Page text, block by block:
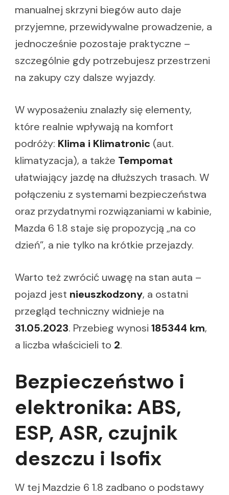
manualnej skrzyni biegów auto daje
przyjemne, przewidywalne prowadzenie, a
jednocześnie pozostaje praktyczne –
szczególnie gdy potrzebujesz przestrzeni
na zakupy czy dalsze wyjazdy.
W wyposażeniu znalazły się elementy,
które realnie wpływają na komfort
podróży: Klima i Klimatronic (aut.
klimatyzacja), a także Tempomat
ułatwiający jazdę na dłuższych trasach. W
połączeniu z systemami bezpieczeństwa
oraz przydatnymi rozwiązaniami w kabinie,
Mazda 6 1.8 staje się propozycją „na co
dzień”, a nie tylko na krótkie przejazdy.
Warto też zwrócić uwagę na stan auta –
pojazd jest nieuszkodzony, a ostatni
przegląd techniczny widnieje na
31.05.2023. Przebieg wynosi 185344 km,
a liczba właścicieli to 2.
Bezpieczeństwo i
elektronika: ABS,
ESP, ASR, czujnik
deszczu i Isofix
W tej Mazdzie 6 1.8 zadbano o podstawy